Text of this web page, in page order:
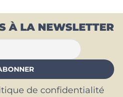
À LA NEWSLETTER
de confidentialité